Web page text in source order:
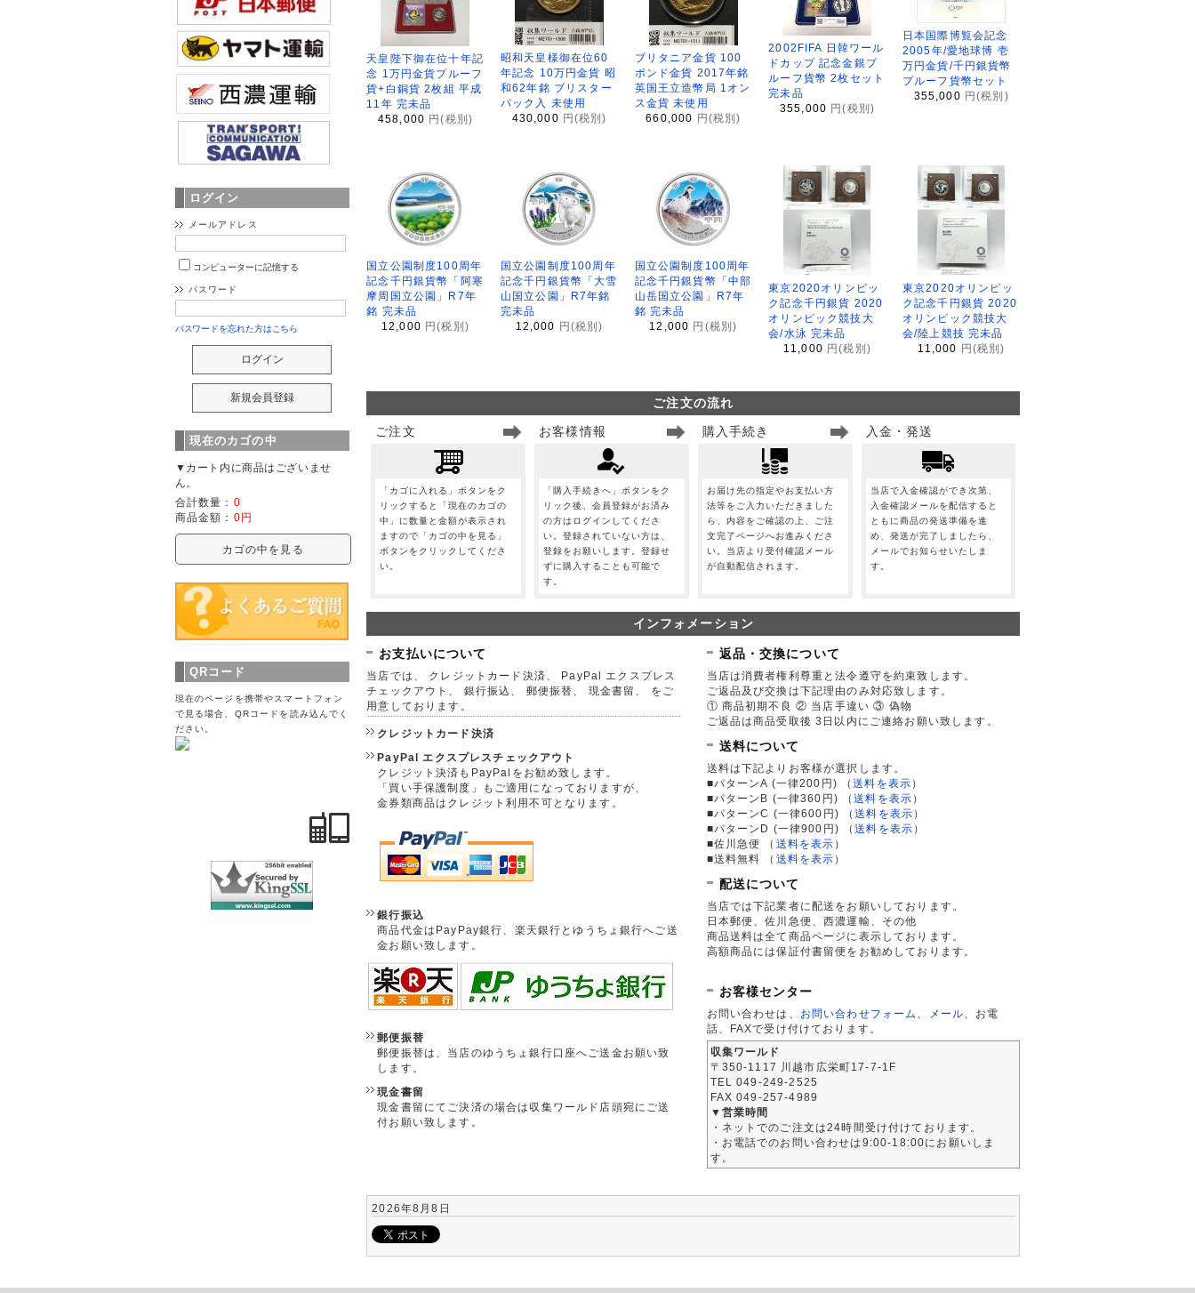
天皇陛下御在位十年記
念 1万円金貨プルーフ
貨+白銅貨 2枚組 平成
11年 完未品
458,000 円(税別)
昭和天皇様御在位60
年記念 10万円金貨 昭
和62年銘 ブリスター
パック入 未使用
430,000 円(税別)
ブリタニア金貨 100
ポンド金貨 2017年銘
英国王立造幣局 1オン
ス金貨 未使用
660,000
円(税別)
2002FIFA 日韓ワール
ドカップ 記念金銀プ
ルーフ貨幣 2枚セット
完未品
355,000 円(税別)
日本国際博覧会記念
2005年/愛地球博 壱
万円金貨/千円銀貨幣
プルーフ貨幣セット
355,000 円(税別)
国立公園制度100周年
記念千円銀貨幣「阿寒
摩周国立公園」R7年
銘 完未品
12,000 円(税別)
国立公園制度100周年
記念千円銀貨幣「大雪
山国立公園」R7年銘
完未品
12,000 円(税別)
国立公園制度100周年
記念千円銀貨幣「中部
山岳国立公園」R7年
銘 完未品
12,000 円(税別)
東京2020オリンピッ
ク記念千円銀貨 2020
オリンピック競技大
会/水泳 完未品
11,000 円(税別)
東京2020オリンピッ
ク記念千円銀貨 2020
オリンピック競技大
会/陸上競技 完未品
11,000 円(税別)
ご注文の流れ
ご注文
「カゴに入れる」ボタンをク
リックすると「現在のカゴの
中」に数量と金額が表示され
ますので「カゴの中を見る」
ボタンをクリックしてくださ
い。
お客様情報
「購入手続きへ」ボタンをク
リック後、会員登録がお済み
の方はログインしてくださ
い。登録されていない方は、
登録をお願いします。登録せ
ずに購入することも可能で
す。
購入手続き
お届け先の指定やお支払い方
法等をご入力いただきました
ら、内容をご確認の上、ご注
文完了ページへお進みくださ
い。当店より受付確認メール
が自動配信されます。
入金・発送
当店で入金確認ができ次第、
入金確認メールを配信すると
ともに商品の発送準備を進
め、発送が完了しましたら、
メールでお知らせいたしま
す。
インフォメーション
お支払いについて
当店では、 クレジットカード決済、 PayPal エクスプレス
チェックアウト、 銀行振込、 郵便振替、 現金書留、 をご
用意しております。
クレジットカード決済
PayPal エクスプレスチェックアウト
クレジット決済もPayPalをお勧め致します。
「買い手保護制度」もご適用になっておりますが、
金券類商品はクレジット利用不可となります。
銀行振込
商品代金はPayPay銀行、楽天銀行とゆうちょ銀行へご送
金お願い致します。
郵便振替
郵便振替は、当店のゆうちょ銀行口座へご送金お願い致
します。
現金書留
現金書留にてご決済の場合は収集ワールド店頭宛にご送
付お願い致します。
返品・交換について
当店は消費者権利尊重と法令遵守を約束致します。
ご返品及び交換は下記理由のみ対応致します。
① 商品初期不良 ② 当店手違い ③ 偽物
ご返品は商品受取後 3日以内にご連絡お願い致します。
送料について
送料は下記よりお客様が選択します。
■パターンA (一律200円)
（送料を表示 ）
■パターンB (一律360円)
（送料を表示 ）
■パターンC (一律600円)
（送料を表示 ）
■パターンD (一律900円)
（送料を表示 ）
■佐川急便
（ 送料を表示 ）
■送料無料
（ 送料を表示 ）
配送について
当店では下記業者に配送をお願いしております。
日本郵便、佐川急便、西濃運輸、その他
商品送料は全て商品ページに表示しております。
高額商品には保証付書留便をお勧めしております。
お客様センター
お問い合わせは、 お問い合わせフォーム メール 、お電
話、FAXで受け付けております。
収集ワールド
〒350-1117 川越市広栄町17-7-1F
TEL 049-249-2525
FAX 049-257-4989
▼営業時間
・ネットでのご注文は24時間受け付けております。
・お電話でのお問い合わせは9:00-18:00にお願いしま
す。
2026年8月8日
ログイン
メールアドレス
コンピューターに記憶する
パスワード
パスワードを忘れた方はこちら
現在のカゴの中
▼カート内に商品はございませ
ん。
合計数量： 0
商品金額： 0円
カゴの中を見る
QRコード
現在のページを携帯やスマートフォン
で見る場合、QRコードを読み込んでく
ださい。